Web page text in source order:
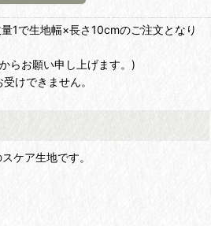
1で生地幅×長さ10cmのご注文となり
らお願い申し上げます。)
けできません。
ケア生地です。